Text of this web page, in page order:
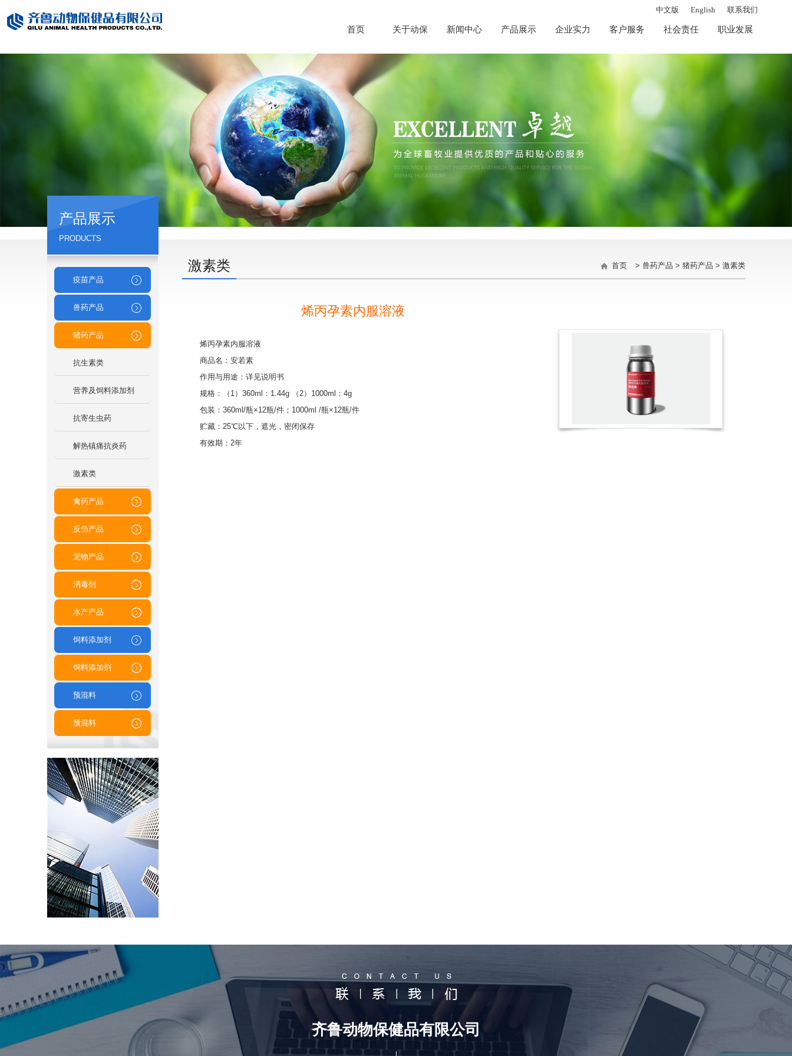
中文版 English 联系我们
首页 关于动保 新闻中心 产品展示 企业实力 客户服务 社会责任 职业发展
产品展示
PRODUCTS
疫苗产品
兽药产品
猪药产品
抗生素类
营养及饲料添加剂
抗寄生虫药
解热镇痛抗炎药
激素类
禽药产品
反刍产品
宠物产品
消毒剂
水产产品
饲料添加剂
饲料添加剂
预混料
预混料
激素类 首页 > 兽药产品 > 猪药产品 > 激素类
烯丙孕素内服溶液
烯丙孕素内服溶液
商品名：安若素
作用与用途：详见说明书
规格：（1）360ml：1.44g （2）1000ml：4g
包装：360ml/瓶×12瓶/件；1000ml /瓶×12瓶/件
贮藏：25℃以下，遮光，密闭保存
有效期：2年
齐鲁动物保健品有限公司